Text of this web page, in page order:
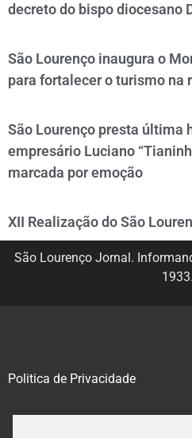
decreto do bispo diocesano
São Lourenço inaugura o
para fortalecer o turismo na
São Lourenço presta última
empresário Luciano
marcada por emoção
XII Realização do São
São Lourenço Jornal.
1933.
Politica de Privacidade